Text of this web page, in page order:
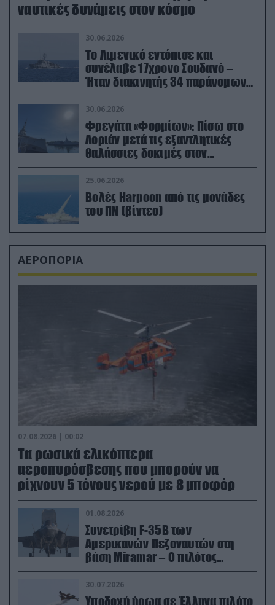
ναυτικές δυνάμεις στον κόσμο
30.06.2026
Το Λιμενικό εντόπισε και
συνέλαβε 17χρονο Σουδανό –
Ήταν διακινητής 34 παράνομων
μεταναστών
30.06.2026
Φρεγάτα «Φορμίων»: Πίσω στο
Λοριάν μετά τις εξαντλητικές
θαλάσσιες δοκιμές στον
απαιτητικό Βισκαϊκό
25.06.2026
Βολές Harpoon από τις μονάδες
του ΠΝ (βίντεο)
ΑΕΡΟΠΟΡΙΑ
07.08.2026 | 00:02
Τα ρωσικά ελικόπτερα
αεροπυρόσβεσης που μπορούν να
ρίχνουν 5 τόνους νερού με 8 μποφόρ
01.08.2026
Συνετρίβη F-35B των
Αμερικανών Πεζοναυτών στη
βάση Miramar – Ο πιλότος
εκτινάχθηκε εγκαίρως
30.07.2026
Υποδοχή ήρωα σε Έλληνα πιλότο